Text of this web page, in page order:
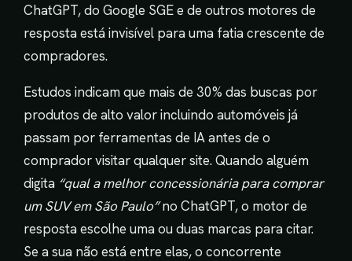
ChatGPT, do Google SGE e de outros motores de
resposta está invisível para uma fatia crescente de
compradores.
Estudos indicam que mais de 30% das buscas por
produtos de alto valor incluindo automóveis já
passam por ferramentas de IA antes de o
comprador visitar qualquer site. Quando alguém
digita “qual a melhor concessionária para comprar
um SUV em São Paulo”no ChatGPT, o motor de
resposta escolhe uma ou duas marcas para citar.
Se a sua não está entre elas, o concorrente